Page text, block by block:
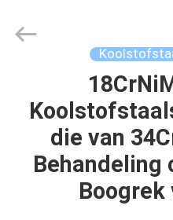
PRODUCTEN
ENERGY
EQUIPMENT
die van
Behandeling
Boogrek